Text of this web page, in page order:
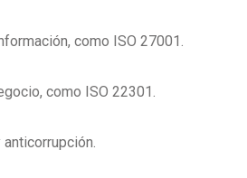
como ISO 27001.
como ISO 22301.